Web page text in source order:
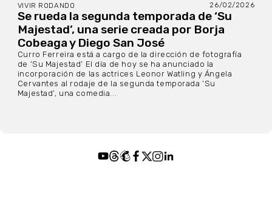
VIVIR RODANDO 26/02/2026
Se rueda la segunda temporada de ‘Su
Majestad’, una serie creada por Borja
Cobeaga y Diego San José
Curro Ferreira está a cargo de la dirección de fotografía
de ‘Su Majestad’ El día de hoy se ha anunciado la
incorporación de las actrices Leonor Watling y Ángela
Cervantes al rodaje de la segunda temporada ‘Su
Majestad’, una comedia...